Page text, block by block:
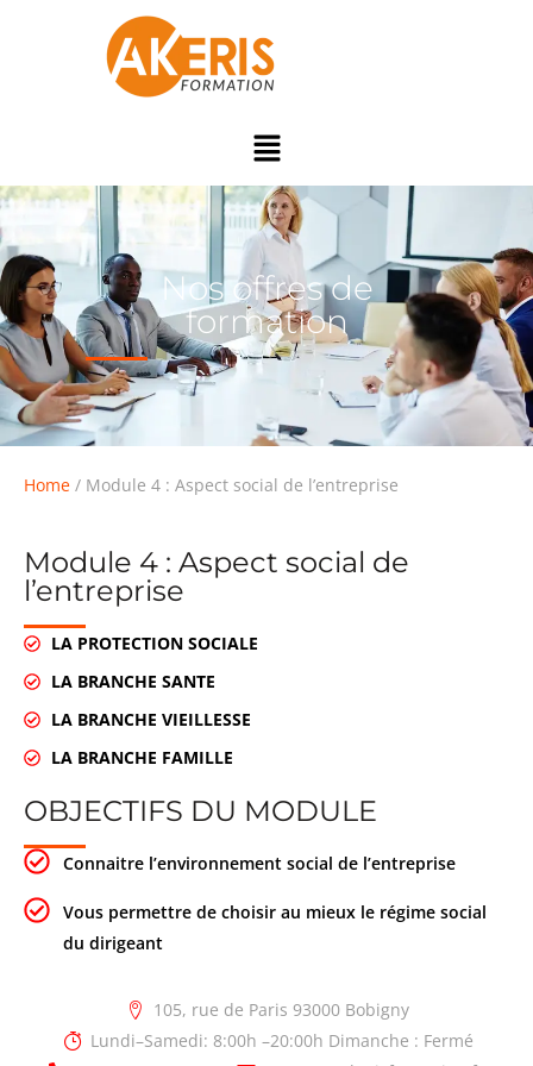
Nos offres de
formation
Home / Module 4 : Aspect social de l’entreprise
Module 4 : Aspect social de
l’entreprise
LA PROTECTION SOCIALE
LA BRANCHE SANTE
LA BRANCHE VIEILLESSE
LA BRANCHE FAMILLE
OBJECTIFS DU MODULE
Connaitre l’environnement social de l’entreprise
Vous permettre de choisir au mieux le régime social
du dirigeant
105, rue de Paris 93000 Bobigny
Lundi–Samedi: 8:00h –20:00h Dimanche : Fermé